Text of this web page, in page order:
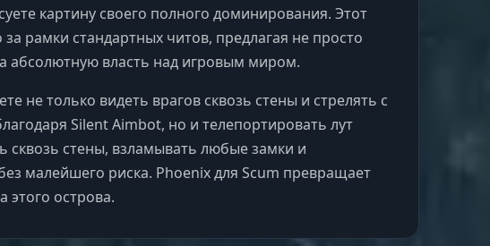
картину своего полного доминирования. Этот
за рамки стандартных читов, предлагая не просто
абсолютную власть над игровым миром.
не только видеть врагов сквозь стены и стрелять с
Silent Aimbot, но и телепортировать лут
сквозь стены, взламывать любые замки и
малейшего риска. Phoenix для Scum превращает
этого острова.